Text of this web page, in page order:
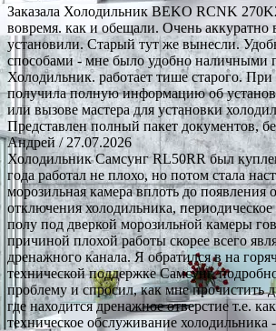
Заказала Холодильник BEKO RCNK
вовремя. как и обещали. Очень аккуратно
установили. Старый тут же вынесли.
способами - мне было удобно наличными
Холодильник. работает тише старого. При
получила полную информацию об
или вызове мастера для установки
Представлен полный пакет документов,
Андрей/ 27.07.2026
Холодильник Самсунг RL50RR был
года работал не плохо, но потом стала
морозильная камера вплоть до появления
отключения холодильника,
полу под дверкой морозильной камеры
причиной плохой работы скорее всего
дренажного канала. Я обратился в на
технической поддержке Самсунг,
проблему и спросил, как мне прочистить
где находится дренажное отверстие т.е.
техническое обслуживание холодильника